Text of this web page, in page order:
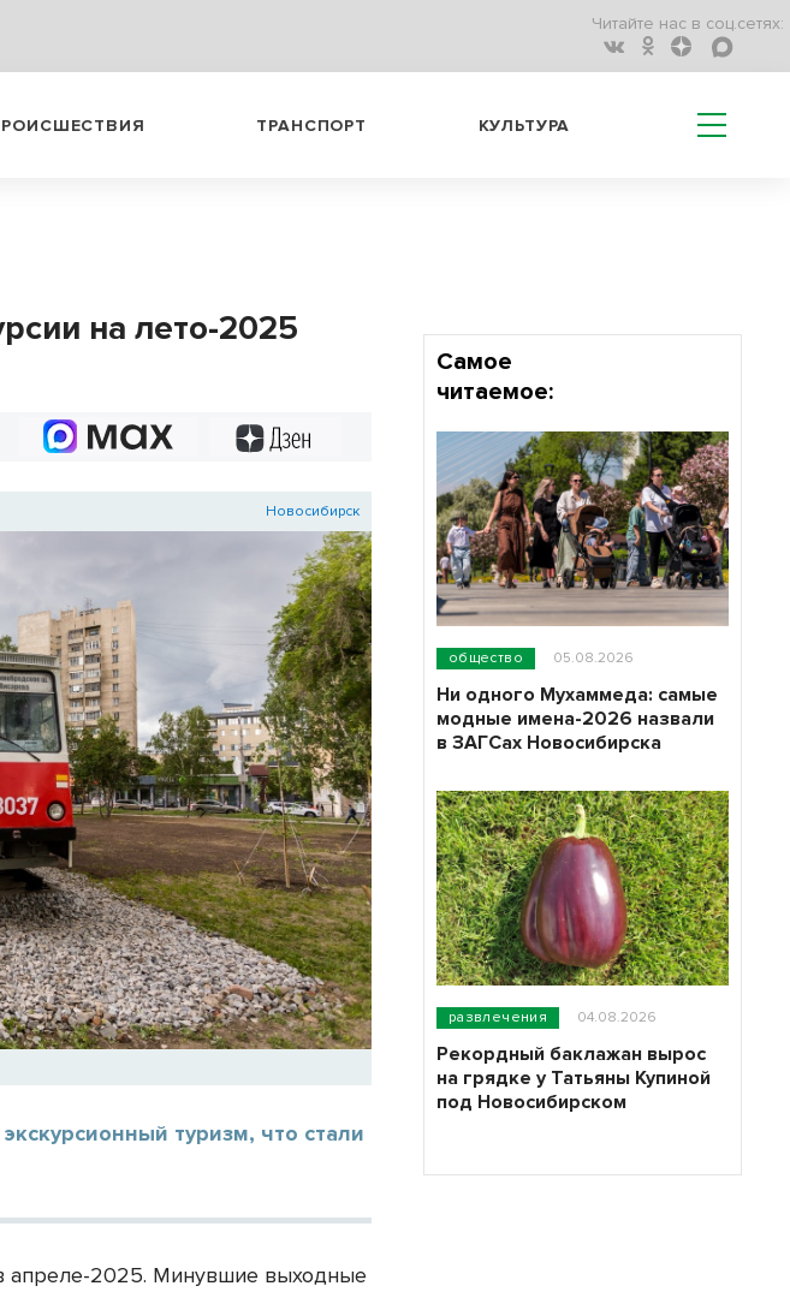
Читайте нас в соц.сетях:
ТРАНСПОРТ КУЛЬТУРА
на лето-2025
Новосибирск
туризм, что стали
апреле-2025. Минувшие выходные
Самое
читаемое:
общество 05.08.2026
Ни одного Мухаммеда: самые
модные имена-2026 назвали
в ЗАГСах Новосибирска
развлечения 04.08.2026
Рекордный баклажан вырос
на грядке у Татьяны Купиной
под Новосибирском